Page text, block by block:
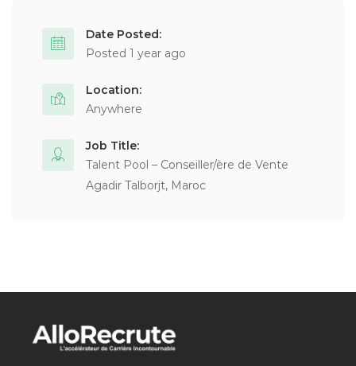
Date Posted:
Posted 1 year ago
Location:
Anywhere
Job Title:
Talent Pool – Conseiller/ère de Vente
Agadir Talborjt, Maroc